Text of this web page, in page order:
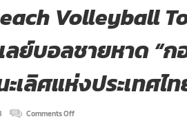
Volleyball
ย์บอลชายหาด “
เลิศแห่งประเทศไ
Comments Offon